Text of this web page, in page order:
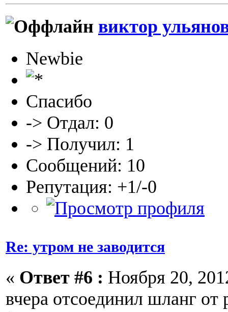
виктор
Newbie
Спасибо
-> Отдал: 0
-> Получил: 1
Сообщений: 10
Репутация: +1/-0
Re: утром не заводится
« Ответ #6 : Ноября 20,
вчера отсоединил шланг от